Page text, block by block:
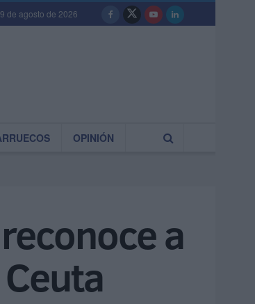
de agosto de 2026
OPINIÓN
a